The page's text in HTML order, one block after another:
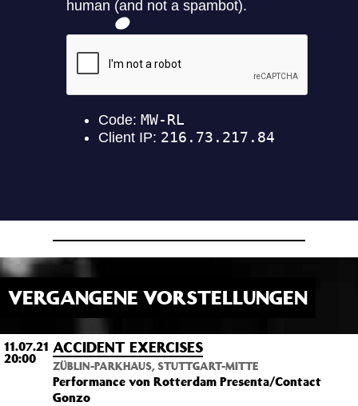
VERGANGENE VORSTELLUNGEN
11.07.21
20:00
ACCIDENT EXERCISES
ZÜBLIN-PARKHAUS, STUTTGART-MITTE
Performance von Rotterdam Presenta/Contact
Gonzo